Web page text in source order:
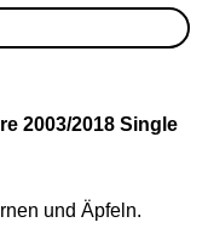
2003/2018 Single
und Äpfeln.